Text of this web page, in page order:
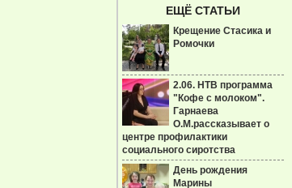
ЕЩЁ СТАТЬИ
Крещение Стасика и
Ромочки
2.06. НТВ программа
"Кофе с молоком".
Гарнаева
О.М.рассказывает о
центре профилактики
социального сиротства
День рождения
Марины